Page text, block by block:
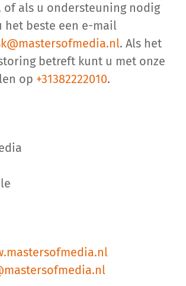
of als u ondersteuning nodig
het beste een e-mail
. Als het
betreft kunt u met onze
op +31382222010.